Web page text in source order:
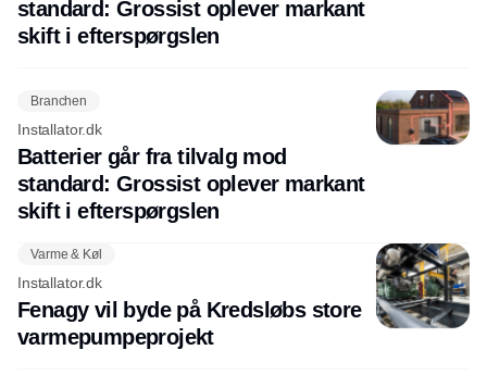
standard: Grossist oplever markant
skift i efterspørgslen
Branchen
Installator.dk
Batterier går fra tilvalg mod
standard: Grossist oplever markant
skift i efterspørgslen
Varme & Køl
Installator.dk
Fenagy vil byde på Kredsløbs store
varmepumpeprojekt